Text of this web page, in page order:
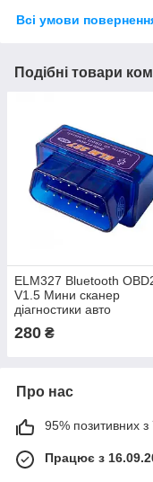
Всі умови
Подібні товари
ELM327 Bluetooth
V1.5 Мини сканер
діагностики авто
280 ₴
Про нас
95% позитивних з
Працює з